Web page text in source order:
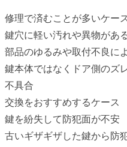
修理で済むことが多いケース
鍵穴に軽い汚れや異物があ
部品のゆるみや取付不良に
鍵本体ではなくドア側のズ
不具合
交換をおすすめするケース
鍵を紛失して防犯面が不安
古いギザギザした鍵から防